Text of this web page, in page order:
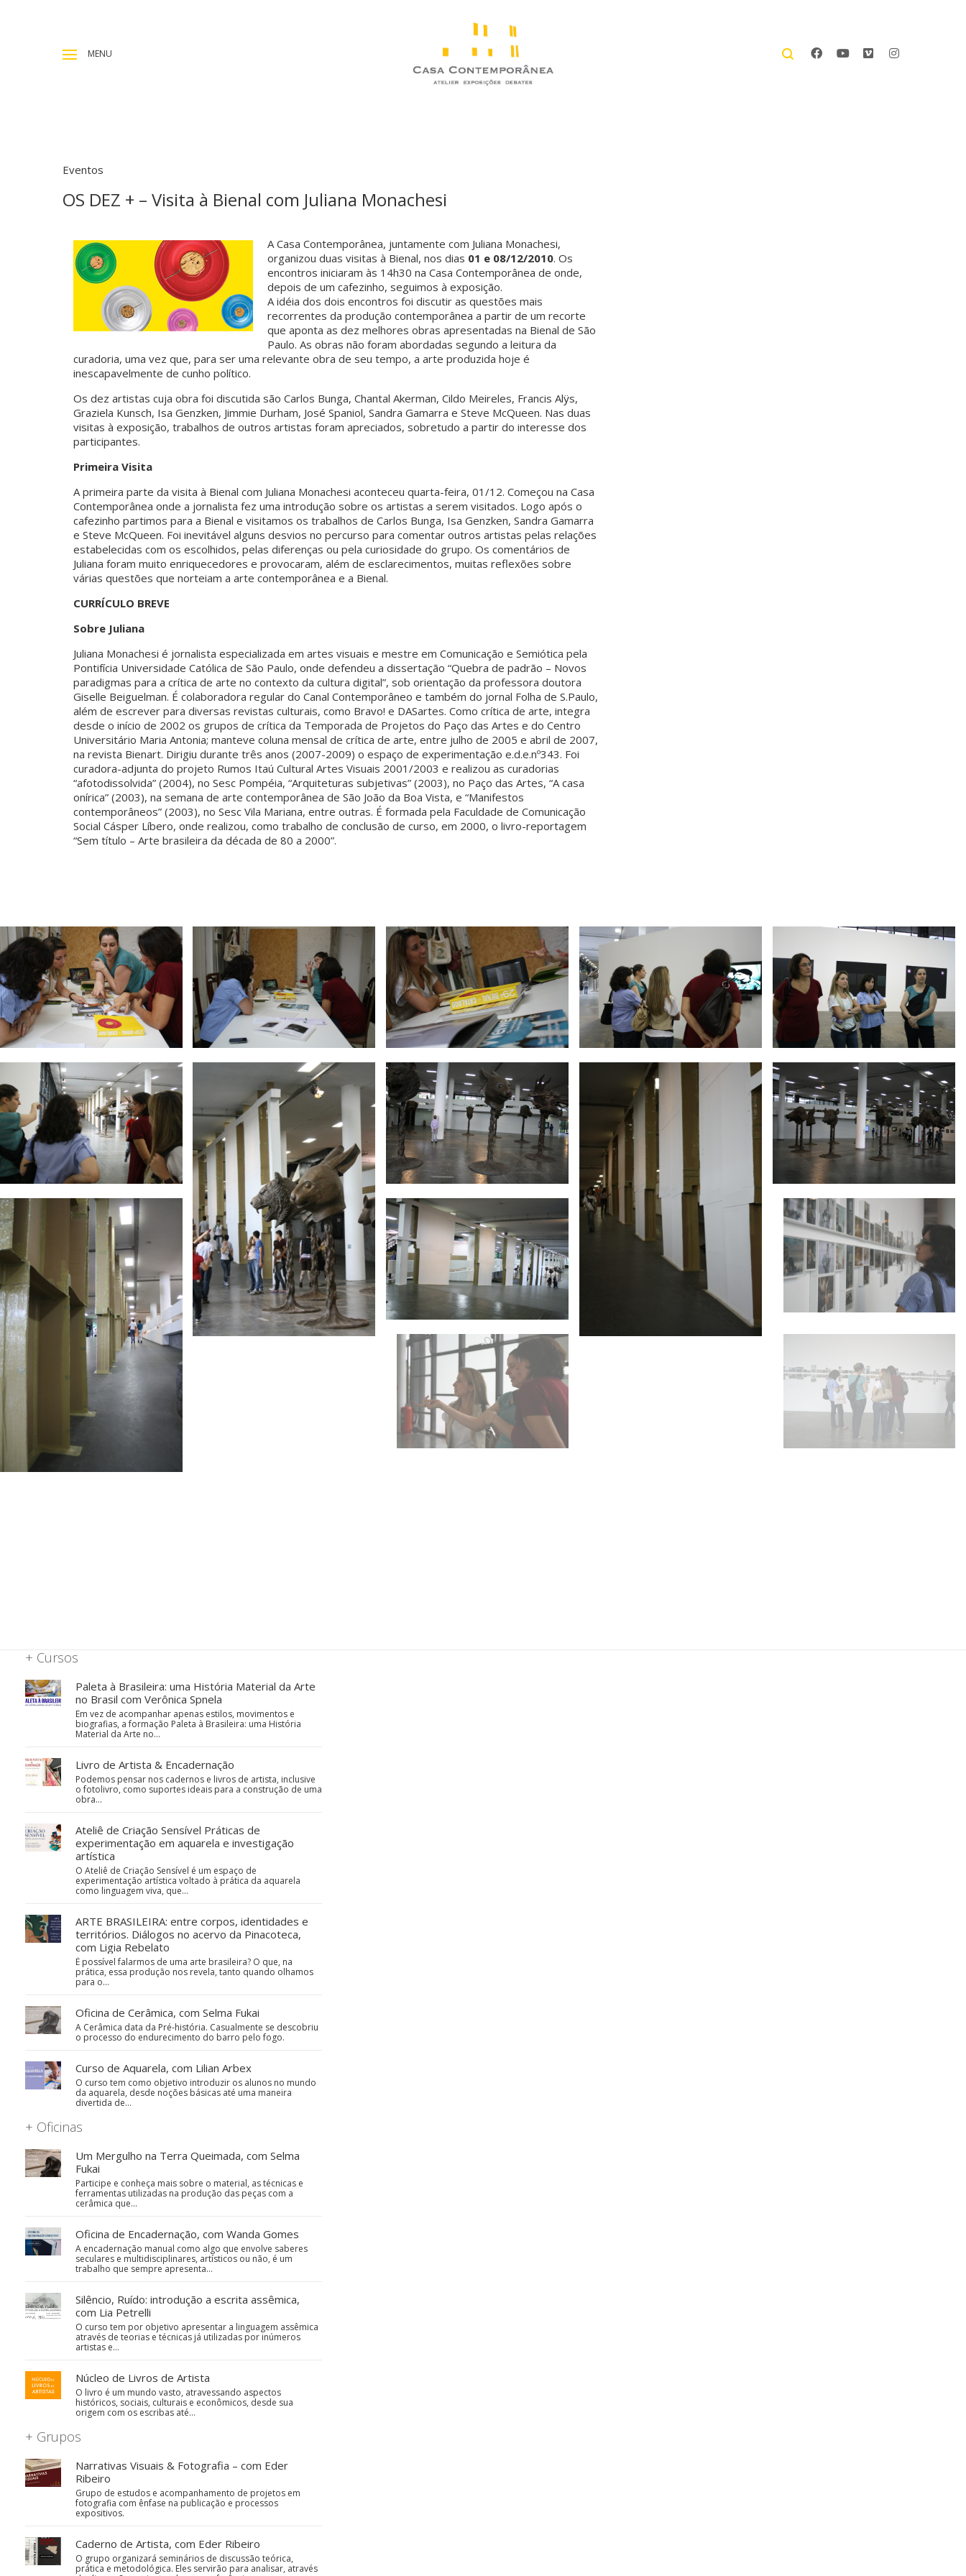
MENU
Eventos
OS DEZ + – Visita à Bienal com Juliana Monachesi
A Casa Contemporânea, juntamente com Juliana Monachesi,
organizou duas visitas à Bienal, nos dias 01 e 08/12/2010. Os
encontros iniciaram às 14h30 na Casa Contemporânea de onde,
depois de um cafezinho, seguimos à exposição.
A idéia dos dois encontros foi discutir as questões mais
recorrentes da produção contemporânea a partir de um recorte
que aponta as dez melhores obras apresentadas na Bienal de São
Paulo. As obras não foram abordadas segundo a leitura da
curadoria, uma vez que, para ser uma relevante obra de seu tempo, a arte produzida hoje é
inescapavelmente de cunho político.
Os dez artistas cuja obra foi discutida são Carlos Bunga, Chantal Akerman, Cildo Meireles, Francis Alÿs,
Graziela Kunsch, Isa Genzken, Jimmie Durham, José Spaniol, Sandra Gamarra e Steve McQueen. Nas duas
visitas à exposição, trabalhos de outros artistas foram apreciados, sobretudo a partir do interesse dos
participantes.
Primeira Visita
A primeira parte da visita à Bienal com Juliana Monachesi aconteceu quarta-feira, 01/12. Começou na Casa
Contemporânea onde a jornalista fez uma introdução sobre os artistas a serem visitados. Logo após o
cafezinho partimos para a Bienal e visitamos os trabalhos de Carlos Bunga, Isa Genzken, Sandra Gamarra
e Steve McQueen. Foi inevitável alguns desvios no percurso para comentar outros artistas pelas relações
estabelecidas com os escolhidos, pelas diferenças ou pela curiosidade do grupo. Os comentários de
Juliana foram muito enriquecedores e provocaram, além de esclarecimentos, muitas reflexões sobre
várias questões que norteiam a arte contemporânea e a Bienal.
CURRÍCULO BREVE
Sobre Juliana
Juliana Monachesi é jornalista especializada em artes visuais e mestre em Comunicação e Semiótica pela
Pontifícia Universidade Católica de São Paulo, onde defendeu a dissertação “Quebra de padrão – Novos
paradigmas para a crítica de arte no contexto da cultura digital”, sob orientação da professora doutora
Giselle Beiguelman. É colaboradora regular do Canal Contemporâneo e também do jornal Folha de S.Paulo,
além de escrever para diversas revistas culturais, como Bravo! e DASartes. Como crítica de arte, integra
desde o início de 2002 os grupos de crítica da Temporada de Projetos do Paço das Artes e do Centro
Universitário Maria Antonia; manteve coluna mensal de crítica de arte, entre julho de 2005 e abril de 2007,
na revista Bienart. Dirigiu durante três anos (2007-2009) o espaço de experimentação e.d.e.nº343. Foi
curadora-adjunta do projeto Rumos Itaú Cultural Artes Visuais 2001/2003 e realizou as curadorias
“afotodissolvida” (2004), no Sesc Pompéia, “Arquiteturas subjetivas” (2003), no Paço das Artes, “A casa
onírica” (2003), na semana de arte contemporânea de São João da Boa Vista, e “Manifestos
contemporâneos” (2003), no Sesc Vila Mariana, entre outras. É formada pela Faculdade de Comunicação
Social Cásper Líbero, onde realizou, como trabalho de conclusão de curso, em 2000, o livro-reportagem
“Sem título – Arte brasileira da década de 80 a 2000”.
+ Cursos
Paleta à Brasileira: uma História Material da Arte
no Brasil com Verônica Spnela
Em vez de acompanhar apenas estilos, movimentos e
biografias, a formação Paleta à Brasileira: uma História
Material da Arte no…
Livro de Artista & Encadernação
Podemos pensar nos cadernos e livros de artista, inclusive
o fotolivro, como suportes ideais para a construção de uma
obra…
Ateliê de Criação Sensível Práticas de
experimentação em aquarela e investigação
artística
O Ateliê de Criação Sensível é um espaço de
experimentação artística voltado à prática da aquarela
como linguagem viva, que…
ARTE BRASILEIRA: entre corpos, identidades e
territórios. Diálogos no acervo da Pinacoteca,
com Ligia Rebelato
É possível falarmos de uma arte brasileira? O que, na
prática, essa produção nos revela, tanto quando olhamos
para o…
Oficina de Cerâmica, com Selma Fukai
A Cerâmica data da Pré-história. Casualmente se descobriu
o processo do endurecimento do barro pelo fogo.
Curso de Aquarela, com Lilian Arbex
O curso tem como objetivo introduzir os alunos no mundo
da aquarela, desde noções básicas até uma maneira
divertida de…
+ Oficinas
Um Mergulho na Terra Queimada, com Selma
Fukai
Participe e conheça mais sobre o material, as técnicas e
ferramentas utilizadas na produção das peças com a
cerâmica que…
Oficina de Encadernação, com Wanda Gomes
A encadernação manual como algo que envolve saberes
seculares e multidisciplinares, artísticos ou não, é um
trabalho que sempre apresenta…
Silêncio, Ruído: introdução a escrita assêmica,
com Lia Petrelli
O curso tem por objetivo apresentar a linguagem assêmica
através de teorias e técnicas já utilizadas por inúmeros
artistas e…
Núcleo de Livros de Artista
O livro é um mundo vasto, atravessando aspectos
históricos, sociais, culturais e econômicos, desde sua
origem com os escribas até…
+ Grupos
Narrativas Visuais & Fotografia – com Eder
Ribeiro
Grupo de estudos e acompanhamento de projetos em
fotografia com ênfase na publicação e processos
expositivos.
Caderno de Artista, com Eder Ribeiro
O grupo organizará seminários de discussão teórica,
prática e metodológica. Eles servirão para analisar, através